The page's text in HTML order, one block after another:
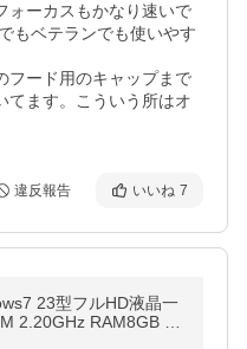
ォーカスもかなり速いで
もベテランでも使いやす
フード用のキャップまで
てます。こういう所はオ
違反報告 いいね 7
23型フルHD液晶一
2.20GHz RAM8GB H
デジ 無線 Office付属 N